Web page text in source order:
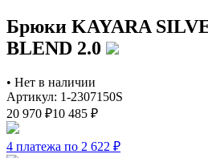
Брюки KAYARA
BLEND 2.0
• Нет в наличии
Артикул: 1-2307150S
20 970 ₽10 485 ₽
4 платежа по 2 622 ₽